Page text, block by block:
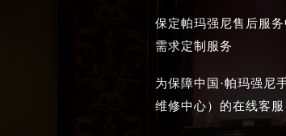
保定帕玛强尼售后服
需求定制服务
为保障中国·帕玛强尼
维修中心）的在线客服